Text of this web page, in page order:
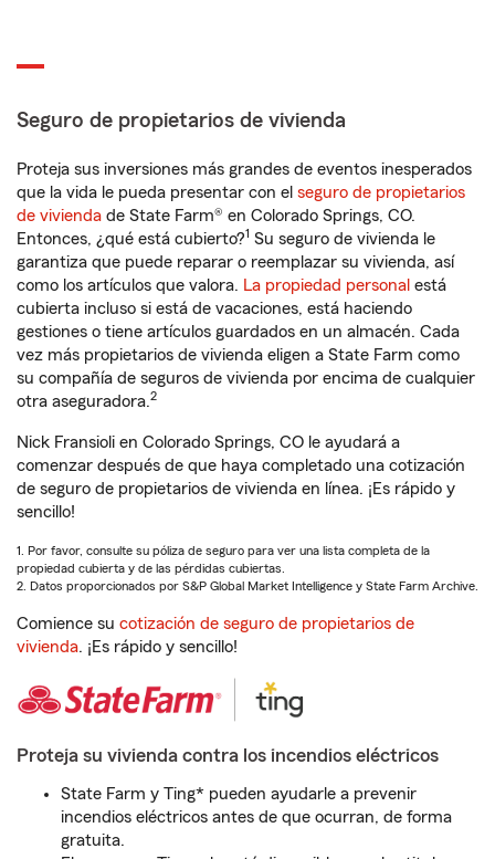
Seguro de propietarios de vivienda
Proteja sus inversiones más grandes de eventos inesperados
que la vida le pueda presentar con el seguro de propietarios
de vivienda de State Farm® en Colorado Springs, CO.
Entonces, ¿qué está cubierto?1 Su seguro de vivienda le
garantiza que puede reparar o reemplazar su vivienda, así
como los artículos que valora. La propiedad personal está
cubierta incluso si está de vacaciones, está haciendo
gestiones o tiene artículos guardados en un almacén. Cada
vez más propietarios de vivienda eligen a State Farm como
su compañía de seguros de vivienda por encima de cualquier
otra aseguradora.2
Nick Fransioli en Colorado Springs, CO le ayudará a
comenzar después de que haya completado una cotización
de seguro de propietarios de vivienda en línea. ¡Es rápido y
sencillo!
1. Por favor, consulte su póliza de seguro para ver una lista completa de la
propiedad cubierta y de las pérdidas cubiertas.
2. Datos proporcionados por S&P Global Market Intelligence y State Farm Archive.
Comience su cotización de seguro de propietarios de
vivienda. ¡Es rápido y sencillo!
Proteja su vivienda contra los incendios eléctricos
State Farm y Ting* pueden ayudarle a prevenir
incendios eléctricos antes de que ocurran, de forma
gratuita.